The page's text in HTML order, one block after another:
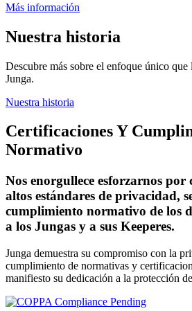
Más información
Nuestra historia
Descubre más sobre el enfoque único
Junga.
Nuestra historia
Certificaciones Y
Normativo
Nos enorgullece esforzarnos
altos estándares de privacidad,
cumplimiento normativo de los
a los Jungas y a sus Keeperes.
Junga demuestra su compromiso con la
cumplimiento de normativas y
manifiesto su dedicación a la protección